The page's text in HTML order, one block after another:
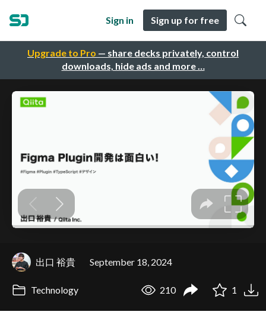
Upgrade to Pro — share decks privately, control
downloads, hide ads and more …
Sign in Sign up for free
出口 裕貴 September 18, 2024
Technology 210 1